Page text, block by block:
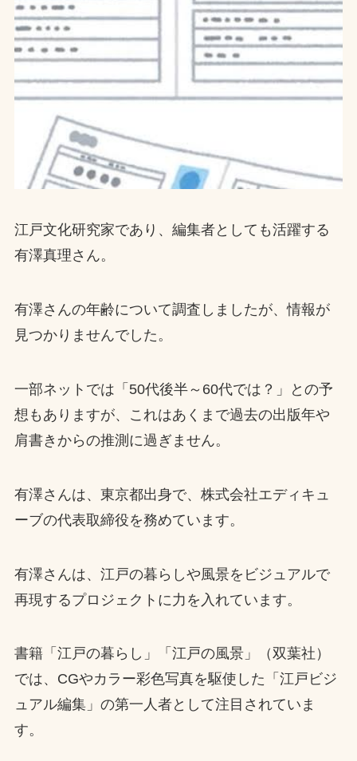
江戸文化研究家であり、編集者としても活躍する
有澤真理さん。
有澤さんの年齢について調査しましたが、情報が
見つかりませんでした。
一部ネットでは「50代後半～60代では？」との予
想もありますが、これはあくまで過去の出版年や
肩書きからの推測に過ぎません。
有澤さんは、東京都出身で、株式会社エディキュ
ーブの代表取締役を務めています。
有澤さんは、江戸の暮らしや風景をビジュアルで
再現するプロジェクトに力を入れています。
書籍「江戸の暮らし」「江戸の風景」（双葉社）
では、CGやカラー彩色写真を駆使した「江戸ビジ
ュアル編集」の第一人者として注目されていま
す。